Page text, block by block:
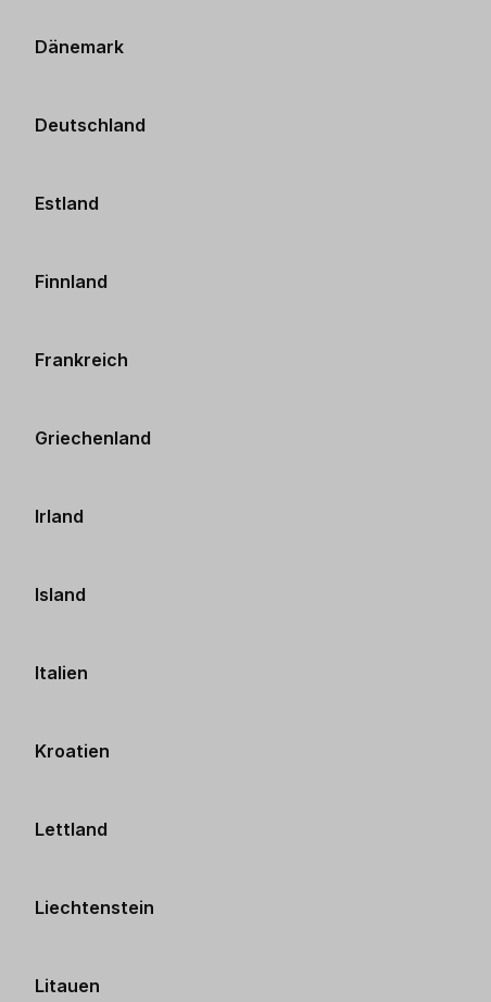
Dänemark
Deutschland
Estland
Finnland
Frankreich
Griechenland
Irland
Island
Italien
Kroatien
Lettland
Liechtenstein
Litauen